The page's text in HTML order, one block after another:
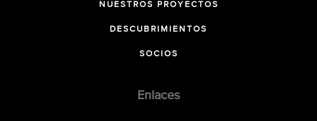
NUESTROS PROYECTOS
DESCUBRIMIENTOS
SOCIOS
Enlaces